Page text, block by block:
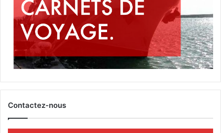
Contactez-nous